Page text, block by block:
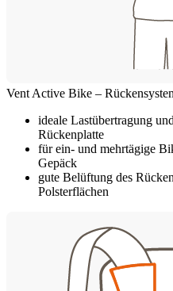
Vent Active Bike –
ideale Lastübertragung
Rückenplatte
für ein- und mehrtägige
Gepäck
gute Belüftung des
Polsterflächen